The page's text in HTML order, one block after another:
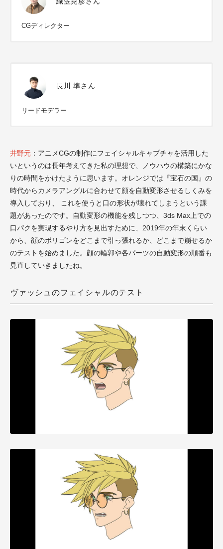
CGディレクター
長川 準さん
リードモデラー
井野元 ：アニメCGの制作にフェイシャルキャプチャを活用した
いというのは長年考えてきた私の理想で、ノウハウの構築にかな
りの時間をかけたように思います。オレンジでは『宝石の国』の
時代からカメラアングルに合わせて顔を自動変形させるしくみを
導入しており、 これを使うと口の形状が壊れてしまうという課
題があったのです。自動変形の機能を残しつつ、3ds Max上での
口パクを実現するやり方を見出すために、2019年の年末くらい
から、顔のポリゴンをどこまで引っ張れるか、どこまで崩せるか
のテストを始めました。顔の輪郭や各パーツの自動変形の順番も
見直していきましたね。
ヴァッシュのフェイシャルのテスト